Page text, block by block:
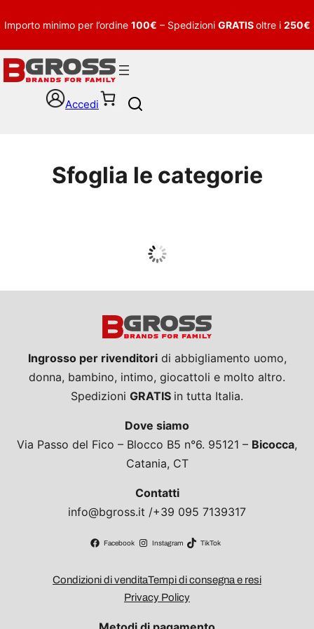
Importo minimo per l’ordine 100€ – Spedizioni GRATISoltre i 250€
Accedi
h
Sfoglia le categorie
Guarda tutto
Ingrosso per rivenditoridi abbigliamento uomo,
donna, bambino, intimo, giocattoli e molto altro.
Spedizioni GRATIS in tutta Italia.
Dove siamo
Via Passo del Fico – Blocco B5 n°6. 95121 – Bicocca,
Catania, CT
Contatti
info@bgross.it /+39 095 7139317
Facebook Instagram TikTok
Condizioni di venditaTempi di consegna e resi
Privacy Policy